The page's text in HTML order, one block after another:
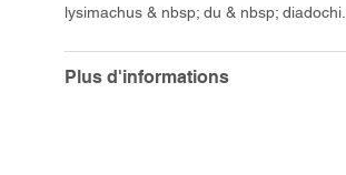
lysimachus & nbsp; du & nbsp; diadochi.
Plus d'informations